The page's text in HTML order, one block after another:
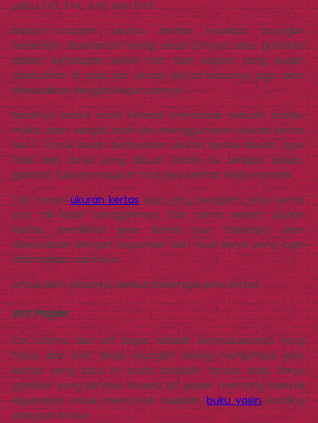
yaitu 2×3, 3×4, 4×6, dan 6×9.
Macam-macam ukuran kertas tersebut mungkin
beberapa diantarnya sering anda jumpai atau gunakan
dalam kehidupan sehari-hari. Dan seperti yang sudah
disebutkan di atas, jika ukuran kertas biasanya juga akan
disesuaikan dengan kegunaannya.
Misalnya ketika anda hendak mencetak sebuah poster,
maka akan sangat aneh jika menggunakan ukuran kertas
seri F. Untuk itulah, perbedaan ukuran kertas dibuat, agar
hasil dari karya yang dibuat entah itu berupa tulisan,
gambar, lukisan maupun foto bisa terlihat lebih menarik.
Tak hanyaukuran kertassaja yang beragam, jenis kertas
pun tak kalah beragamnya. Dan sama seperti ukuran
kertas, pemilihan jenis kertas pun biasanya akan
disesuaikan dengan kegunaan dan hasil karya yang ingin
ditampilkan nantinya.
Untuk lebih jelasnya, berikut beberapa jenis kertas.
Art Paper
Ciri utama dari art paper adalah permukaannya yang
halus dan licin. Anda mungkin sering menjumpai jenis
kertas yang satu ini pada majalah, brosur atau karya
gambar yang lainnya, karena art paper memang banyak
digunakan untuk mencetak majalah,buku yasin, katalog
ataupun brosur.